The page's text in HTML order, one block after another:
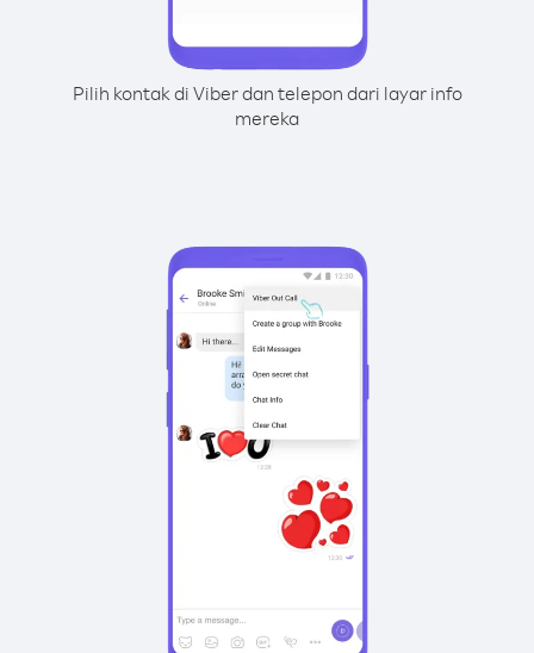
Pilih kontak di Viber dan telepon dari layar info
mereka